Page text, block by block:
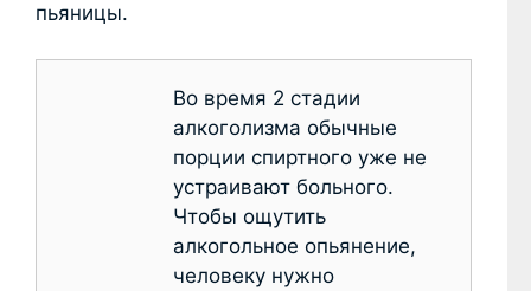
пьяницы.
Во время 2 стадии
алкоголизма обычные
порции спиртного уже не
устраивают больного.
Чтобы ощутить
алкогольное опьянение,
человеку нужно